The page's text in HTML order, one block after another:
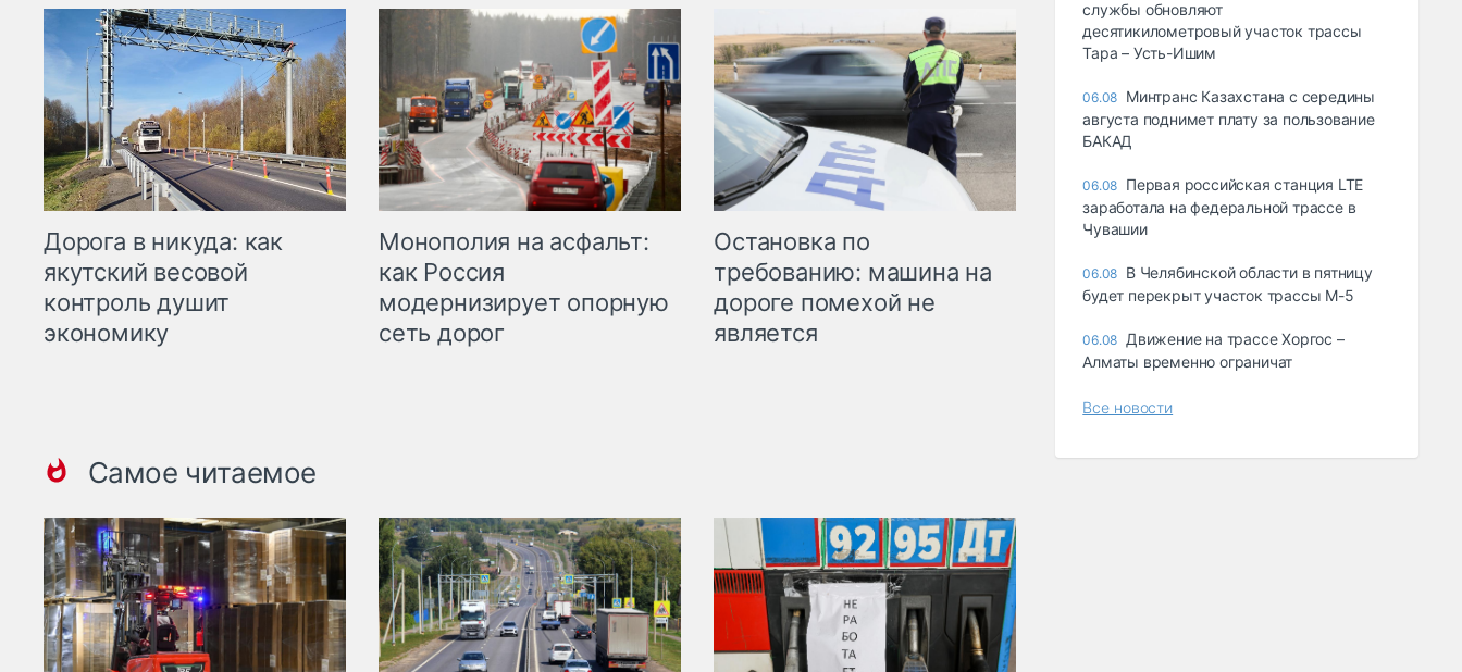
Дорога в никуда: как
якутский весовой
контроль душит
экономику
Монополия на асфальт:
как Россия
модернизирует опорную
сеть дорог
Остановка по
требованию: машина на
дороге помехой не
является
Самое читаемое
службы обновляют
десятикилометровый участок трассы
Тара – Усть-Ишим
06.08 Минтранс Казахстана с середины
августа поднимет плату за пользование
БАКАД
06.08 Первая российская станция LTE
заработала на федеральной трассе в
Чувашии
06.08 В Челябинской области в пятницу
будет перекрыт участок трассы М-5
06.08 Движение на трассе Хоргос –
Алматы временно ограничат
Все новости